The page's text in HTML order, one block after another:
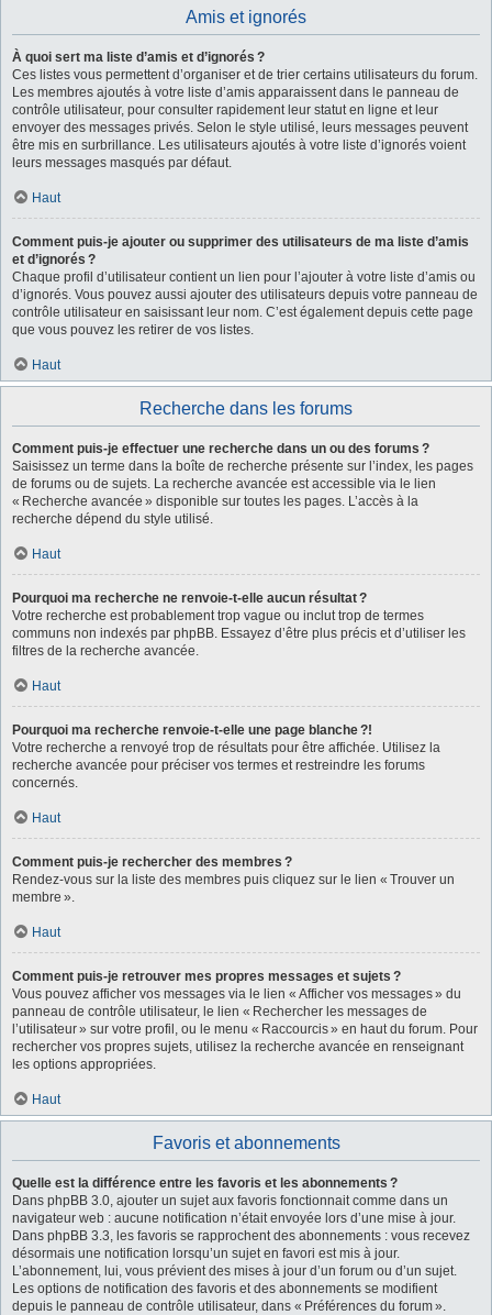
Amis et ignorés
À quoi sert ma liste d’amis et d’ignorés ?
Ces listes vous permettent d’organiser et de trier certains utilisateurs du forum.
Les membres ajoutés à votre liste d’amis apparaissent dans le panneau de
contrôle utilisateur, pour consulter rapidement leur statut en ligne et leur
envoyer des messages privés. Selon le style utilisé, leurs messages peuvent
être mis en surbrillance. Les utilisateurs ajoutés à votre liste d’ignorés voient
leurs messages masqués par défaut.
Haut
Comment puis-je ajouter ou supprimer des utilisateurs de ma liste d’amis
et d’ignorés ?
Chaque profil d’utilisateur contient un lien pour l’ajouter à votre liste d’amis ou
d’ignorés. Vous pouvez aussi ajouter des utilisateurs depuis votre panneau de
contrôle utilisateur en saisissant leur nom. C’est également depuis cette page
que vous pouvez les retirer de vos listes.
Haut
Recherche dans les forums
Comment puis-je effectuer une recherche dans un ou des forums ?
Saisissez un terme dans la boîte de recherche présente sur l’index, les pages
de forums ou de sujets. La recherche avancée est accessible via le lien
« Recherche avancée » disponible sur toutes les pages. L’accès à la
recherche dépend du style utilisé.
Haut
Pourquoi ma recherche ne renvoie-t-elle aucun résultat ?
Votre recherche est probablement trop vague ou inclut trop de termes
communs non indexés par phpBB. Essayez d’être plus précis et d’utiliser les
filtres de la recherche avancée.
Haut
Pourquoi ma recherche renvoie-t-elle une page blanche ?!
Votre recherche a renvoyé trop de résultats pour être affichée. Utilisez la
recherche avancée pour préciser vos termes et restreindre les forums
concernés.
Haut
Comment puis-je rechercher des membres ?
Rendez-vous sur la liste des membres puis cliquez sur le lien « Trouver un
membre ».
Haut
Comment puis-je retrouver mes propres messages et sujets ?
Vous pouvez afficher vos messages via le lien « Afficher vos messages » du
panneau de contrôle utilisateur, le lien « Rechercher les messages de
l’utilisateur » sur votre profil, ou le menu « Raccourcis » en haut du forum. Pour
rechercher vos propres sujets, utilisez la recherche avancée en renseignant
les options appropriées.
Haut
Favoris et abonnements
Quelle est la différence entre les favoris et les abonnements ?
Dans phpBB 3.0, ajouter un sujet aux favoris fonctionnait comme dans un
navigateur web : aucune notification n’était envoyée lors d’une mise à jour.
Dans phpBB 3.3, les favoris se rapprochent des abonnements : vous recevez
désormais une notification lorsqu’un sujet en favori est mis à jour.
L’abonnement, lui, vous prévient des mises à jour d’un forum ou d’un sujet.
Les options de notification des favoris et des abonnements se modifient
depuis le panneau de contrôle utilisateur, dans « Préférences du forum ».